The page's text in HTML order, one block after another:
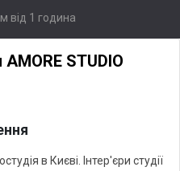
від 1 година
STUDIO
в Києві. Інтер'єри студії